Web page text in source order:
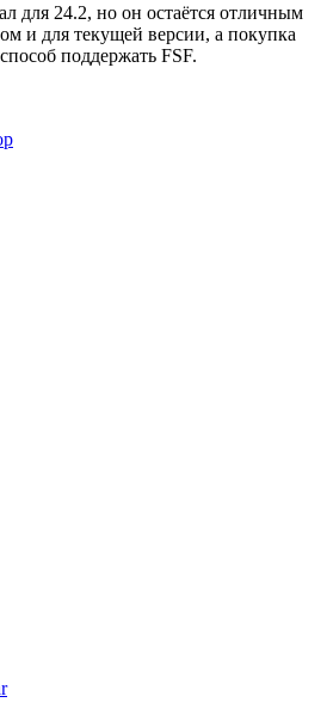
для 24.2, но он остаётся отличным
и для текущей версии, а покупка
поддержать FSF.